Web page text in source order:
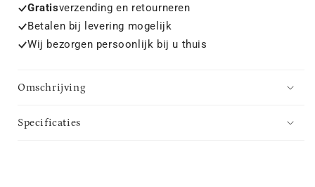
Gratisverzending en retourneren
Betalen bij levering mogelijk
Wij bezorgen persoonlijk bij u thuis
Omschrijving
Specificaties